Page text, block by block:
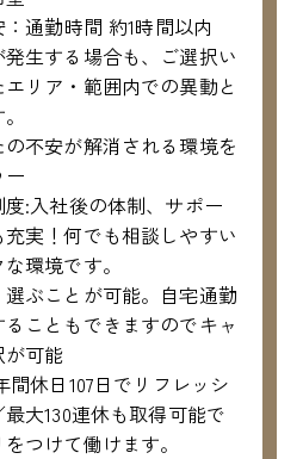
通勤時間 約1時間以内
生する場合も、ご選択い
リア・範囲内での異動と
の不安が解消される環境を
:入社後の体制、サポー
充実！何でも相談しやすい
環境です。
ぶことが可能。自宅通勤
ることもできますのでキャ
が可能
休日107日でリフレッシ
最大130連休も取得可能で
つけて働けます。